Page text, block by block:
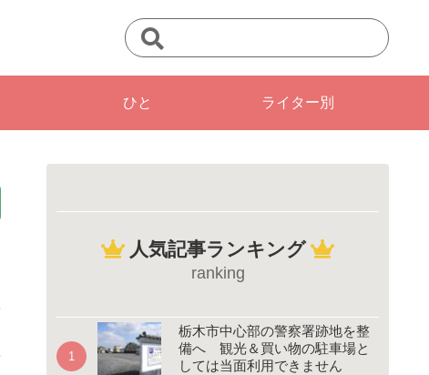
ひと ライター別
人気記事ランキング
ranking
栃木市中心部の警察署跡地を整
備へ 観光＆買い物の駐車場と
しては当面利用できません